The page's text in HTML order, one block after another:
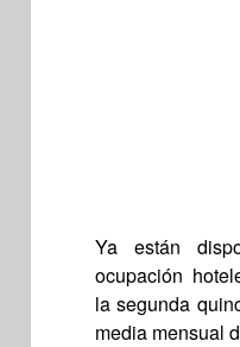
Ya están
ocupación
la segunda
media mensual